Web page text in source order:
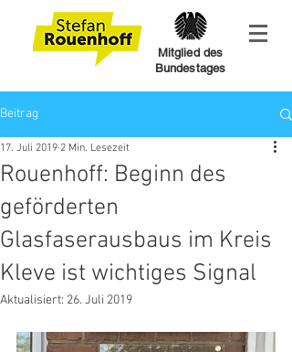
Mitglied des
Bundestages
Beitrag
Rouenhoff: Beginn des
geförderten
Glasfaserausbaus im Kreis
Kleve ist wichtiges Signal
17. Juli 2019 2 Min. Lesezeit
Aktualisiert: 26. Juli 2019